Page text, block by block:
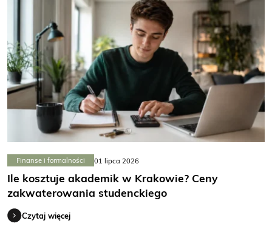
Finanse i formalności 01 lipca 2026
Ile kosztuje akademik w Krakowie? Ceny
zakwaterowania studenckiego
Czytaj więcej